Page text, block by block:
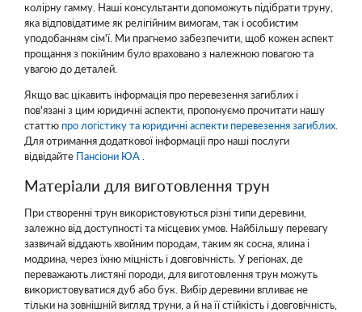
колірну гамму. Наші консультанти допоможуть підібрати труну,
яка відповідатиме як релігійним вимогам, так і особистим
уподобанням сім'ї. Ми прагнемо забезпечити, щоб кожен аспект
прощання з покійним було враховано з належною повагою та
увагою до деталей.
Якщо вас цікавить інформація про перевезення загиблих і
пов'язані з цим юридичні аспекти, пропонуємо прочитати нашу
статтю про логістику та юридичні аспекти перевезення загиблих
Для отримання додаткової інформації про наші послуги
відвідайте Пансіони ЮА
Матеріали для виготовлення трун
При створенні трун використовуються різні типи деревини,
залежно від доступності та місцевих умов. Найбільшу перевагу
зазвичай віддають хвойним породам, таким як сосна, ялина і
модрина, через їхню міцність і довговічність. У регіонах, де
переважають листяні породи, для виготовлення трун можуть
використовуватися дуб або бук. Вибір деревини впливає не
тільки на зовнішній вигляд труни, а й на її стійкість і довговічність,